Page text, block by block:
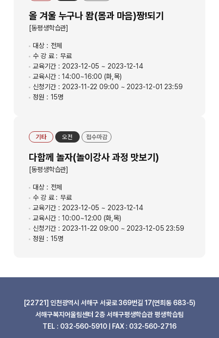
올 겨울 누구나 뫔(몸과 마음)짱!되기
[동평생학습관]
대상 : 전체
수 강 료 : 무료
교육기간 : 2023-12-05 ~ 2023-12-14
교육시간 : 14:00~16:00 (화,목)
신청기간 : 2023-11-22 09:00 ~ 2023-12-01 23:59
정원 : 15명
기타 오전 접수마감
다함께 놀자(놀이강사 과정 맛보기)
[동평생학습관]
대상 : 전체
수 강 료 : 무료
교육기간 : 2023-12-05 ~ 2023-12-14
교육시간 : 10:00~12:00 (화,목)
신청기간 : 2023-11-22 09:00 ~ 2023-12-05 23:59
정원 : 15명
[22721] 인천광역시 서해구 서곶로 369번길 17(연희동 683-5)
서해구복지어울림센터 2층 서해구평생학습관 평생학습팀
TEL : 032-560-5910 | FAX : 032-560-2716